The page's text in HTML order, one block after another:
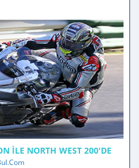
İLE NORTH WEST 200'DE